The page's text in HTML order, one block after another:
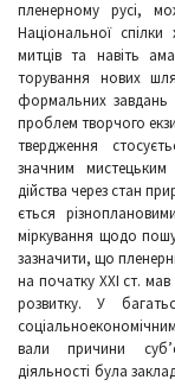
пленерному русі,
Національної
митців та навіть
торування нових
формальних завдань
проблем творчого
твердження
значним
дійства через стан
ється
міркування щодо
зазначити, що
на початку ХХІ ст. мав
розвитку. У
вали причини
діяльності була